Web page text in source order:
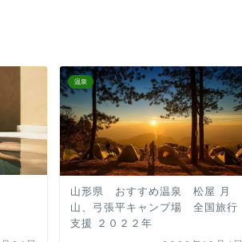
温泉
山形県 おすすめ温泉 松屋 月
山、弓張平キャンプ場 全国旅行
支援 ２０２２年